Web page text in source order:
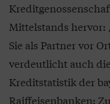
Mittelstands hervor:
Sie als Partner vor
verdeutlicht auch
Kreditstatistik der
Raiffeisenbanken: